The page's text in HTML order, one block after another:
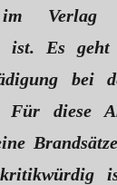
im Verlag
ist. Es
bei
Für diese